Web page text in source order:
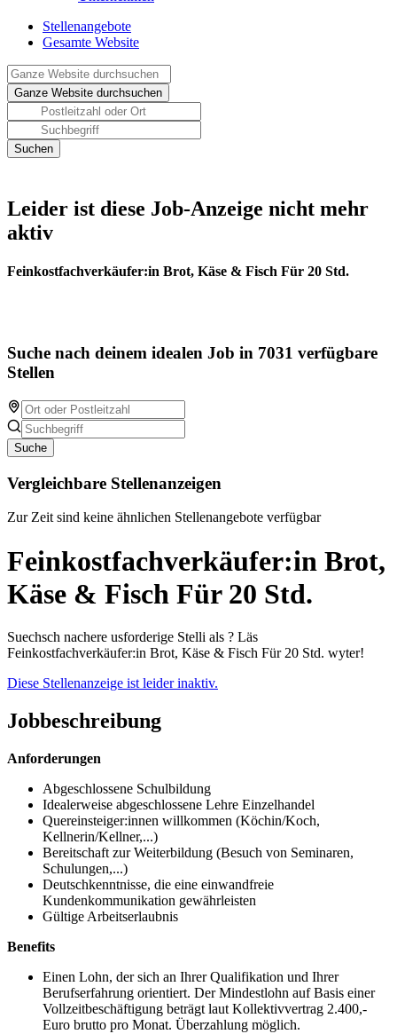
Stellenangebote
Gesamte Website
Leider ist diese Job-Anzeige nicht mehr
aktiv
Feinkostfachverkäufer:in Brot, Käse & Fisch Für 20 Std.
Suche nach deinem idealen Job in 7031 verfügbare
Stellen
Suche
Vergleichbare Stellenanzeigen
Zur Zeit sind keine ähnlichen Stellenangebote verfügbar
Feinkostfachverkäufer:in Brot,
Käse & Fisch Für 20 Std.
Suechsch nachere usforderige Stelli als ? Läs
Feinkostfachverkäufer:in Brot, Käse & Fisch Für 20 Std. wyter!
Diese Stellenanzeige ist leider inaktiv.
Jobbeschreibung
Anforderungen
Abgeschlossene Schulbildung
Idealerweise abgeschlossene Lehre Einzelhandel
Quereinsteiger:innen willkommen (Köchin/Koch,
Kellnerin/Kellner,...)
Bereitschaft zur Weiterbildung (Besuch von Seminaren,
Schulungen,...)
Deutschkenntnisse, die eine einwandfreie
Kundenkommunikation gewährleisten
Gültige Arbeitserlaubnis
Benefits
Einen Lohn, der sich an Ihrer Qualifikation und Ihrer
Berufserfahrung orientiert. Der Mindestlohn auf Basis einer
Vollzeitbeschäftigung beträgt laut Kollektivvertrag 2.400,-
Euro brutto pro Monat. Überzahlung möglich.